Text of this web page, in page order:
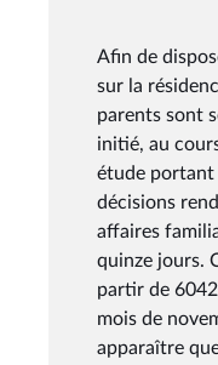
Afin de
sur la
parents sont
initié, au
étude portant
décisions
affaires
quinze jours.
partir de
mois de
apparaître